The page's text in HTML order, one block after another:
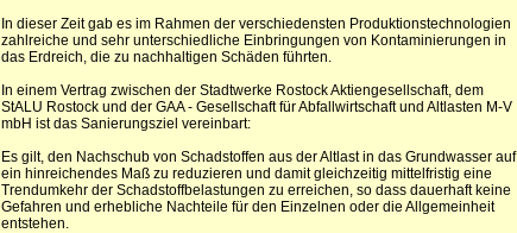
In dieser Zeit gab es im Rahmen der verschiedensten Produktionstechnologien
zahlreiche und sehr unterschiedliche Einbringungen von Kontaminierungen in
das Erdreich, die zu nachhaltigen Schäden führten.
In einem Vertrag zwischen der Stadtwerke Rostock Aktiengesellschaft, dem
StALU Rostock und der GAA - Gesellschaft für Abfallwirtschaft und Altlasten M-V
mbH ist das Sanierungsziel vereinbart:
Es gilt, den Nachschub von Schadstoffen aus der Altlast in das Grundwasser auf
ein hinreichendes Maß zu reduzieren und damit gleichzeitig mittelfristig eine
Trendumkehr der Schadstoffbelastungen zu erreichen, so dass dauerhaft keine
Gefahren und erhebliche Nachteile für den Einzelnen oder die Allgemeinheit
entstehen.